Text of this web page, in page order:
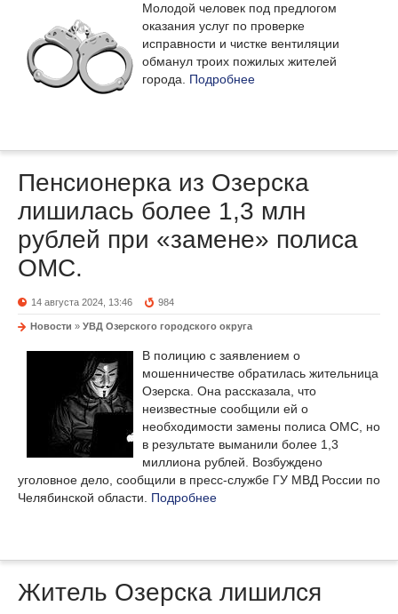
Молодой человек под предлогом
оказания услуг по проверке
исправности и чистке вентиляции
обманул троих пожилых жителей
города. Подробнее
Пенсионерка из Озерска
лишилась более 1,3 млн
рублей при «замене» полиса
ОМС.
14 августа 2024, 13:46 984
Новости » УВД Озерского городского округа
В полицию с заявлением о
мошенничестве обратилась жительница
Озерска. Она рассказала, что
неизвестные сообщили ей о
необходимости замены полиса ОМС, но
в результате выманили более 1,3
миллиона рублей. Возбуждено
уголовное дело, сообщили в пресс-службе ГУ МВД России по
Челябинской области. Подробнее
Житель Озерска лишился